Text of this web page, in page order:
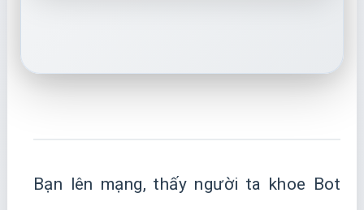
Bạn lên mạng, thấy người ta khoe Bot